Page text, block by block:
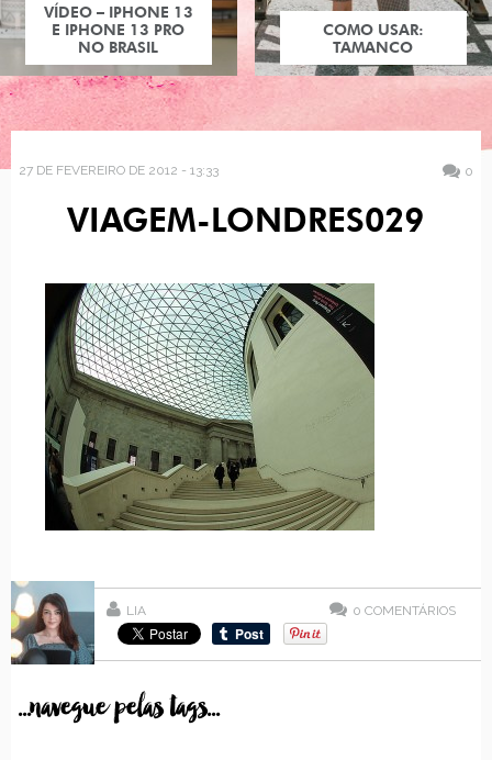
VÍDEO – IPHONE 13
E IPHONE 13 PRO
NO BRASIL
COMO USAR:
TAMANCO
27 DE FEVEREIRO DE 2012 - 13:33 0
VIAGEM-LONDRES029
LIA 0 COMENTÁRIOS
...navegue pelas tags...